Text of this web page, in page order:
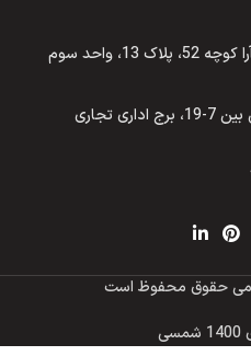
تهران: یوسف‌آباد، خیابان جهان آرا کوچه 52، پلاک 13، واحد سوم
مشهد: احمدآباد خیابان راهنمایی بین 7-19، برج اداری تجاری
حقوق محفوظ است